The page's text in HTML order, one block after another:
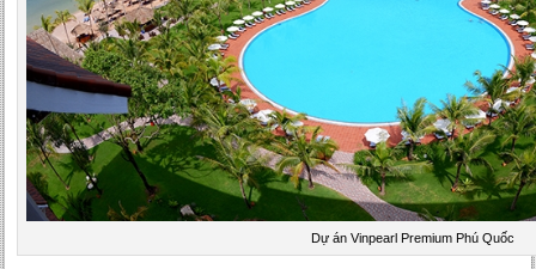
Dự án Vinpearl Premium Phú Quốc